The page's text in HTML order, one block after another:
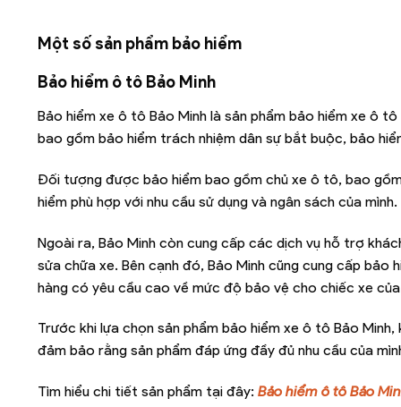
Một số sản phẩm bảo hiểm
Bảo hiểm ô tô Bảo Minh
Bảo hiểm xe ô tô Bảo Minh là sản phẩm bảo hiểm xe ô
bao gồm bảo hiểm trách nhiệm dân sự bắt buộc, bảo
Đối tượng được bảo hiểm bao gồm chủ xe ô tô, bao
hiểm phù hợp với nhu cầu sử dụng và ngân sách của mình.
Ngoài ra, Bảo Minh còn cung cấp các dịch vụ hỗ trợ
sửa chữa xe. Bên cạnh đó, Bảo Minh cũng cung cấp
hàng có yêu cầu cao về mức độ bảo vệ cho chiếc xe của
Trước khi lựa chọn sản phẩm bảo hiểm xe ô tô Bảo
đảm bảo rằng sản phẩm đáp ứng đầy đủ nhu cầu của
Tìm hiểu chi tiết sản phẩm tại đây: Bảo hiểm ô tô Bảo